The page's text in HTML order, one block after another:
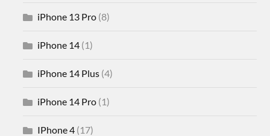
iPhone 13 Pro (8)
iPhone 14 (1)
iPhone 14 Plus (4)
iPhone 14 Pro (1)
IPhone 4 (17)